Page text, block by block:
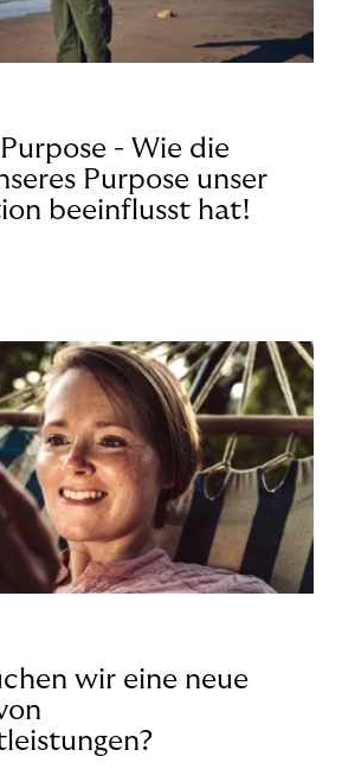
- Wie die
Purpose unser
beeinflusst hat!
wir eine neue